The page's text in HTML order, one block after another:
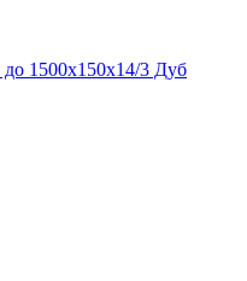
1500х150х14/3 Дуб